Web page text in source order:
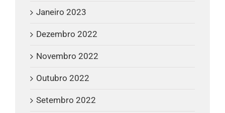
Janeiro 2023
Dezembro 2022
Novembro 2022
Outubro 2022
Setembro 2022